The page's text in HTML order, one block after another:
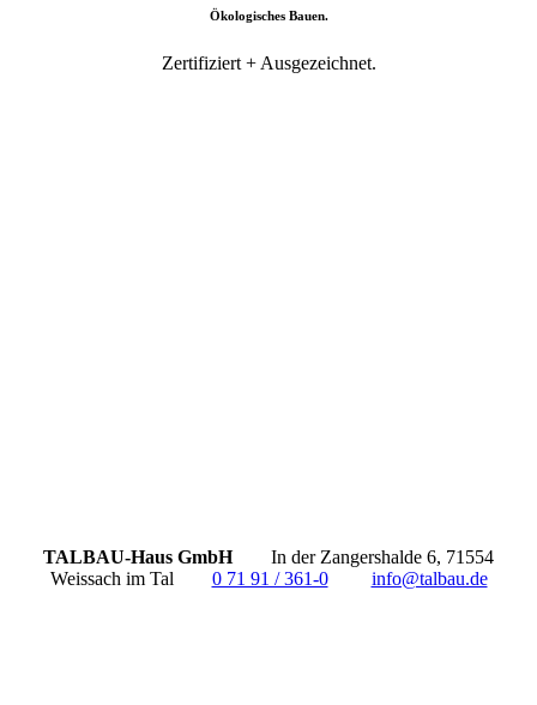
Ökologisches Bauen.
Zertifiziert + Ausgezeichnet.
TALBAU-Haus GmbH
In der Zangershalde 6, 71554
Weissach im Tal
0 71 91 / 361-0 info@talbau.de